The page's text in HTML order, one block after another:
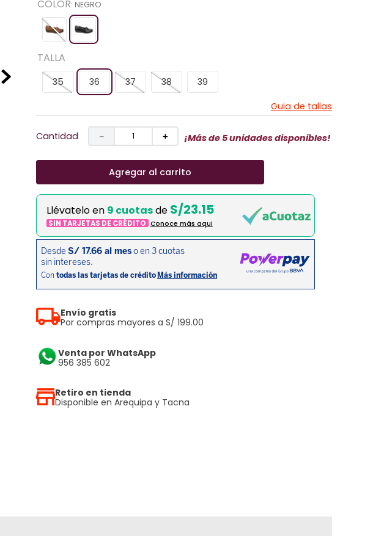
COLOR: NEGRO
TALLA
35 36 37 38
39
Guia de tallas
Cantidad ＋
－ ¡Más de 5 unidades disponibles!
Agregar al carrito
Llévatelo en 9 cuotasde S/23.15
SIN TARJETAS DE CRÉDITO Conoce más aqui
Envío gratis
Por compras mayores a S/ 199.00
Venta por WhatsApp
956 385 602
Retiro en tienda
Disponible en Arequipa y Tacna